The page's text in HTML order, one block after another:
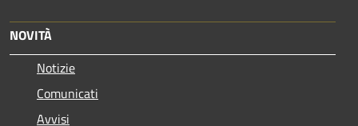
NOVITÀ
Notizie
Comunicati
Avvisi